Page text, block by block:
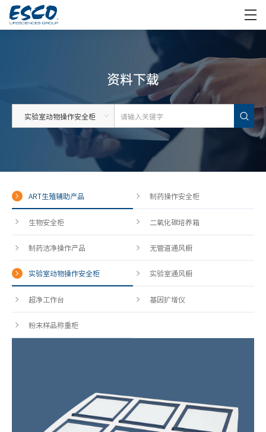
资料下载
ART生殖辅助产品 制药操作安全柜
生物安全柜 二氧化碳培养箱
制药洁净操作产品 无管道通风橱
实验室动物操作安全柜 实验室通风橱
超净工作台 基因扩增仪
粉末样品称重柜